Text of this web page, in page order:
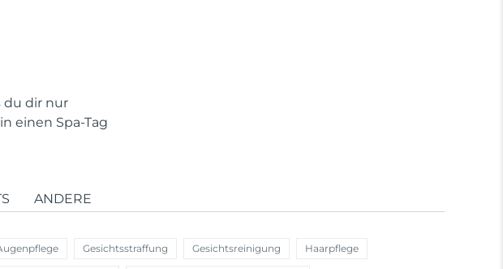
du dir nur
einen Spa-Tag
ANDERE
Gesichtsstraffung Gesichtsreinigung Haarpflege